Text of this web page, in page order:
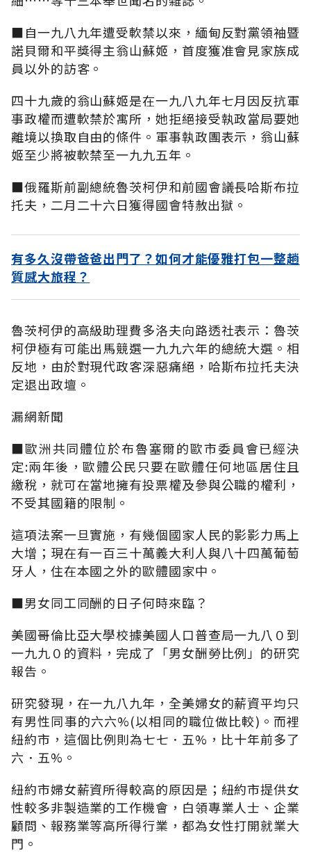
■自一九八九年遭受軟禁以來，緬甸反對黨領袖暨
諾貝爾和平獎得主翁山蘇姬，首度獲准會見家族成
員以外的訪客。
四十九歲的翁山蘇姬是在一九八九年七月因反抗軍
事政權而遭軟禁於寓所，她拒絕接受執政當局要她
離境以換取自由的條件。軍事執政團表示，翁山蘇
姬至少將被軟禁至一九九五年。
■俄羅斯前副總統魯茨柯伊和前國會議長哈斯布拉
托夫，二月二十六日獲得國會特赦出獄。
有多久沒帶爸爸出門了？如何才能優雅打包一整趟
質感大旅程？
魯茨柯伊的高級助理費多洛夫向路透社表示：魯茨
柯伊極有可能出馬競選一九九六年的總統大選。相
反地，由於對現代政客深惡痛絕，哈斯布拉托夫決
定退出政壇。
漏網新聞
■歐洲共同體位於布魯塞爾的歐市委員會已經決
定:兩年後，歐體公民只要在歐體任何地區居住且
繳稅，就可在當地擁有投票權及參與公職的權利，
不受其國籍的限制。
這項法案一旦實施，有幾個國家人民的影影力馬上
大增；現在有一百三十萬義大利人與八十四萬葡萄
牙人，住在本國之外的歐體國家中。
■男女同工同酬的日子何時來臨？
美國哥倫比亞大學校據美國人口普查局一九八０到
一九九０的資料，完成了「男女酬勞比例」的研究
報告。
研究發現，在一九八九年，全美婦女的薪資平均只
有男性同事的六六%(以相同的職位做比較)。而裡
紐約市，這個比例則為七七．五%，比十年前多了
六．五%。
紐約市婦女薪資所得較高的原因是；紐約市提供女
性較多非製造業的工作機會，白領專業人士、企業
顧問、報務業等高所得行業，都為女性打開就業大
門。